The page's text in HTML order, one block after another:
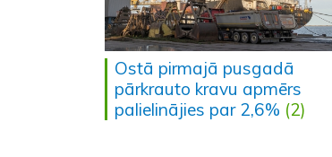
Ostā pirmajā pusgadā
pārkrauto kravu apmērs
palielinājies par 2,6% (2)